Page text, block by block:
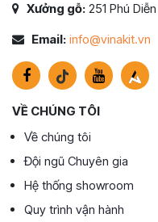
Xưởng gỗ: 251 Phú
Email: info@vinakit.vn
VỀ CHÚNG TÔI
Về chúng tôi
Đội ngũ Chuyên gia
Hệ thống showroom
Quy trình vận hành